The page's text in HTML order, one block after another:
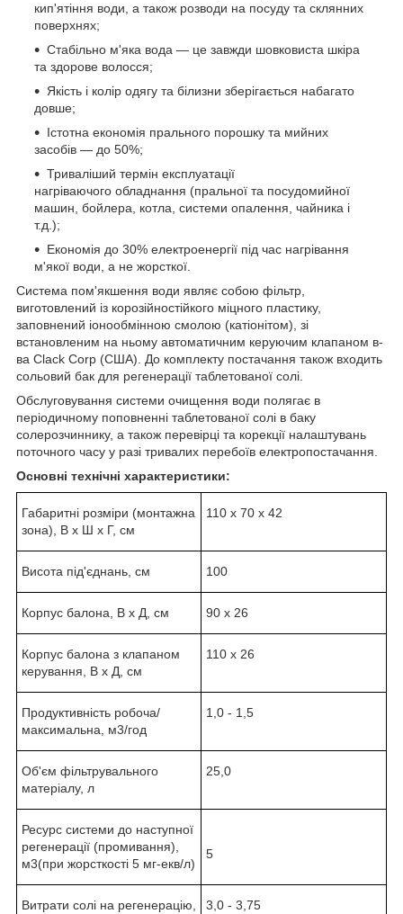
кип'ятіння води, а також розводи на посуду та склянних
поверхнях;
Стабільно м'яка вода — це завжди шовковиста шкіра
та здорове волосся;
Якість і колір одягу та білизни зберігається набагато
довше;
Істотна економія прального порошку та мийних
засобів — до 50%;
Триваліший термін експлуатації
нагріваючого обладнання (пральної та посудомийної
машин, бойлера, котла, системи опалення, чайника і
т.д.);
Економія до 30% електроенергії під час нагрівання
м'якої води, а не жорсткої.
Система пом'якшення води являє собою фільтр,
виготовлений із корозійностійкого міцного пластику,
заповнений іонообмінною смолою (катіонітом), зі
встановленим на ньому автоматичним керуючим клапаном в-
ва Clack Corp (США). До комплекту постачання також входить
сольовий бак для регенерації таблетованої солі.
Обслуговування системи очищення води полягає в
періодичному поповненні таблетованої солі в баку
солерозчиннику, а також перевірці та корекції налаштувань
поточного часу у разі тривалих перебоїв електропостачання.
Основні технічні характеристики:
Габаритні розміри (монтажна
зона), В х Ш х Г, см
110 х 70 х 42
Висота під'єднань, см 100
Корпус балона, В х Д, см 90 х 26
Корпус балона з клапаном
керування, В х Д, см
110 х 26
Продуктивність робоча/
максимальна, м3/год
1,0 - 1,5
Об'єм фільтрувального
матеріалу, л
25,0
Ресурс системи до наступної
регенерації (промивання),
м3(при жорсткості 5 мг-екв/л)
5
Витрати солі на регенерацію,
3,0 - 3,75